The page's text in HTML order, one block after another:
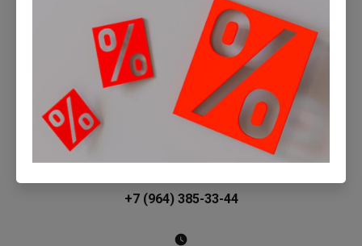
+7 (964) 385-33-44